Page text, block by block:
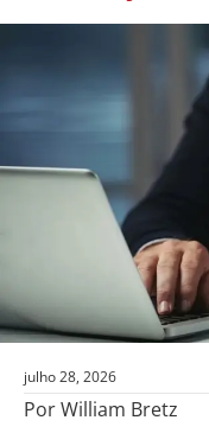
julho 28, 2026
Por William Bretz